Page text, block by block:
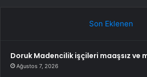
Son Eklenen
Doruk Madencilik işçileri maaşsız ve
Ağustos 7, 2026